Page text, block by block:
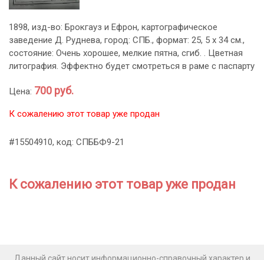
1898, изд-во: Брокгауз и Ефрон, картографическое
заведение Д. Руднева, город: СПБ., формат: 25, 5 х 34 см.,
состояние: Очень хорошее, мелкие пятна, сгиб. . Цветная
литография. Эффектно будет смотреться в раме с паспарту
Цена: 700 руб.
К сожалению этот товар уже продан
#15504910, код: СПББФ9-21
К сожалению этот товар уже продан
Данный сайт носит информационно-справочный характер и